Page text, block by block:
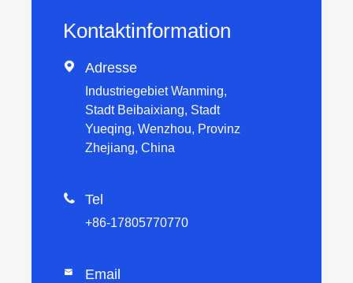
Kontaktinformation
 Adresse
Industriegebiet Wanming,
Stadt Beibaixiang, Stadt
Yueqing, Wenzhou, Provinz
Zhejiang, China
 Tel
+86-17805770770
 Email